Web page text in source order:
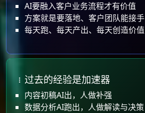
AI要融入客户业务流程才有价值
方案就是要落地、客户团队能接手
每天跑、每天产出、每天创造价值
过去的经验是加速器
内容初稿AI出，人做补强
数据分析AI跑出，人做解读与决策